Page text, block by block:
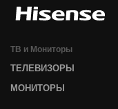
ТВ и Мониторы
ТЕЛЕВИЗОРЫ
МОНИТОРЫ